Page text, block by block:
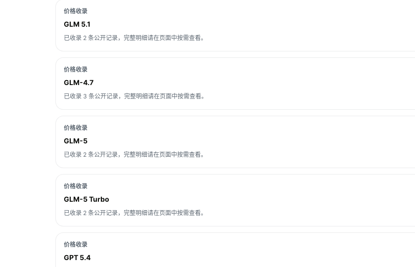
价格收录
GLM 5.1
已收录 2 条公开记录，完整明细请在页面中按需查看。
价格收录
GLM-4.7
已收录 3 条公开记录，完整明细请在页面中按需查看。
价格收录
GLM-5
已收录 2 条公开记录，完整明细请在页面中按需查看。
价格收录
GLM-5 Turbo
已收录 2 条公开记录，完整明细请在页面中按需查看。
价格收录
GPT 5.4